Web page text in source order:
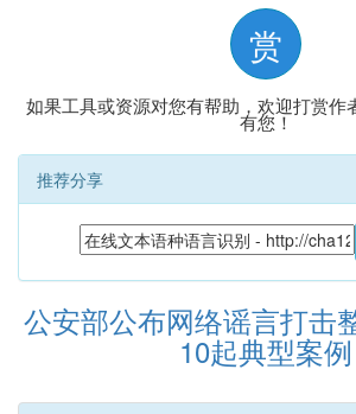
赏
如果工具或资源对您有帮助，欢迎打赏作
有您！
推荐分享
公安部公布网络谣言打击
10起典型案例